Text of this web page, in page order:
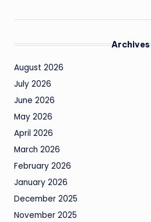
Archives
August 2026
July 2026
June 2026
May 2026
April 2026
March 2026
February 2026
January 2026
December 2025
November 2025